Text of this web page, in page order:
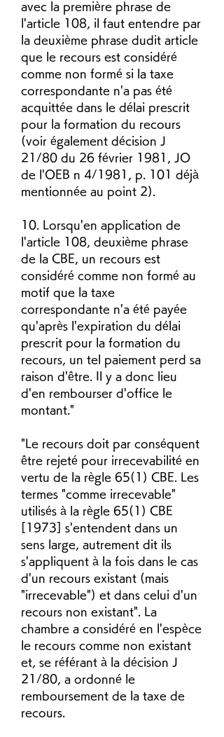
avec la première phrase de
l'article 108, il faut entendre par
la deuxième phrase dudit article
que le recours est considéré
comme non formé si la taxe
correspondante n'a pas été
acquittée dans le délai prescrit
pour la formation du recours
(voir également décision J
21/80 du 26 février 1981, JO
de l'OEB n 4/1981, p. 101 déjà
mentionnée au point 2).
10. Lorsqu'en application de
l'article 108, deuxième phrase
de la CBE, un recours est
considéré comme non formé au
motif que la taxe
correspondante n'a été payée
qu'après l'expiration du délai
prescrit pour la formation du
recours, un tel paiement perd sa
raison d'être. Il y a donc lieu
d'en rembourser d'office le
montant."
"Le recours doit par conséquent
être rejeté pour irrecevabilité en
vertu de la règle 65(1) CBE. Les
termes "comme irrecevable"
utilisés à la règle 65(1) CBE
[1973] s'entendent dans un
sens large, autrement dit ils
s'appliquent à la fois dans le cas
d'un recours existant (mais
"irrecevable") et dans celui d'un
recours non existant". La
chambre a considéré en l'espèce
le recours comme non existant
et, se référant à la décision J
21/80, a ordonné le
remboursement de la taxe de
recours.